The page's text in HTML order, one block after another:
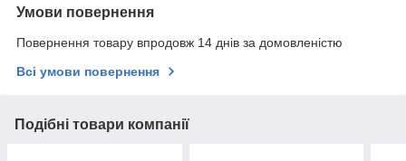
Умови повернення
Повернення товару впродовж 14 днів за домовленістю
Всі умови повернення
Подібні товари компанії